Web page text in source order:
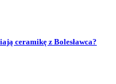
ceramikę z Bolesławca?